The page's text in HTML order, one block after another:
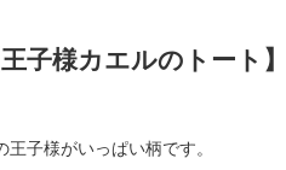
王子様カエルのトート
王子様がいっぱい柄です。